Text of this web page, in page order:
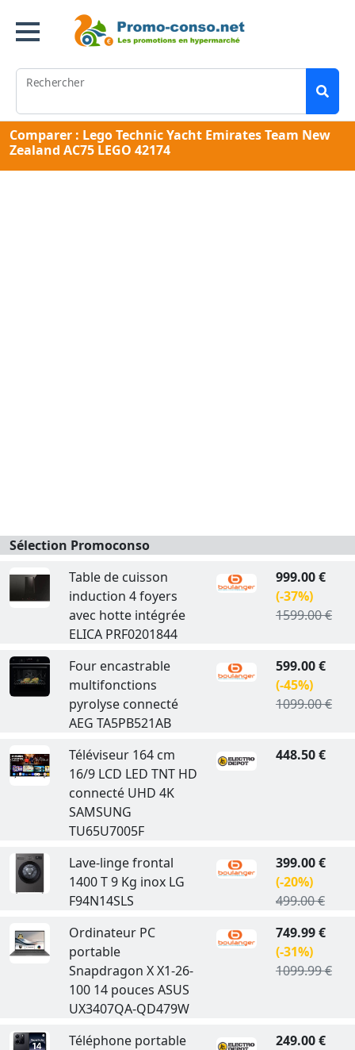
Rechercher
Comparer : Lego Technic Yacht Emirates Team New
Zealand AC75 LEGO 42174
Sélection Promoconso
Table de cuisson
induction 4 foyers
avec hotte intégrée
ELICA PRF0201844
999.00 €
(-37%)
1599.00 €
Four encastrable
multifonctions
pyrolyse connecté
AEG TA5PB521AB
599.00 €
(-45%)
1099.00 €
Téléviseur 164 cm
16/9 LCD LED TNT HD
connecté UHD 4K
SAMSUNG
TU65U7005F
448.50 €
Lave-linge frontal
1400 T 9 Kg inox LG
F94N14SLS
399.00 €
(-20%)
499.00 €
Ordinateur PC
portable
Snapdragon X X1-26-
100 14 pouces ASUS
UX3407QA-QD479W
749.99 €
(-31%)
1099.99 €
Téléphone portable
249.00 €